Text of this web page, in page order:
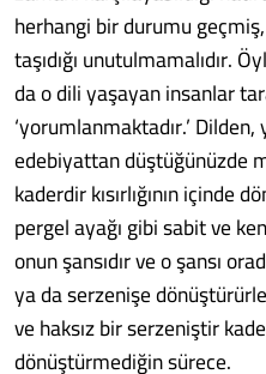
herhangi bir durumu
taşıdığı unutulmamalıdır.
da o dili yaşayan insanlar
‘yorumlanmaktadır.’
edebiyattan düştüğünüzde
kaderdir kısırlığının içinde
pergel ayağı gibi sabit ve
onun şansıdır ve o şansı
ya da serzenişe
ve haksız bir serzeniştir
dönüştürmediğin sürece.